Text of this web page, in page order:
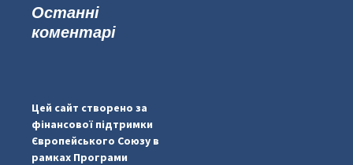
Останні
коментарі
Цей сайт створено за
фінансової підтримки
Європейського Союзу в
рамках Програми